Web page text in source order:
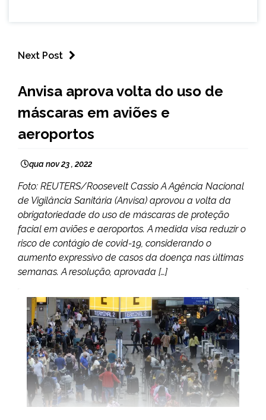
Next Post
NOTÍCIAS
Anvisa aprova volta do uso de
máscaras em aviões e
aeroportos
qua nov 23 , 2022
Foto: REUTERS/Roosevelt Cassio A Agência Nacional
de Vigilância Sanitária (Anvisa) aprovou a volta da
obrigatoriedade do uso de máscaras de proteção
facial em aviões e aeroportos. A medida visa reduzir o
risco de contágio de covid-19, considerando o
aumento expressivo de casos da doença nas últimas
semanas. A resolução, aprovada […]